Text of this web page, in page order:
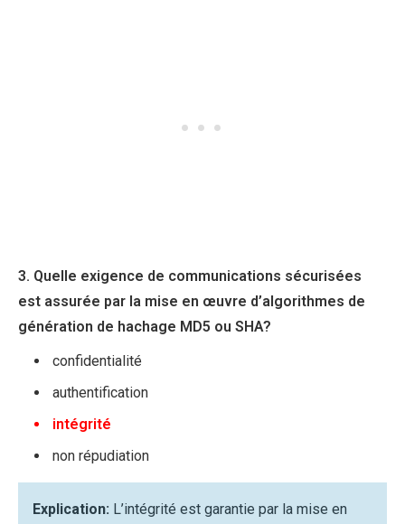
3. Quelle exigence de communications sécurisées
est assurée par la mise en œuvre d’algorithmes de
génération de hachage MD5 ou SHA?​
confidentialité
authentification
intégrité
non répudiation
Explication: L’intégrité est garantie par la mise en